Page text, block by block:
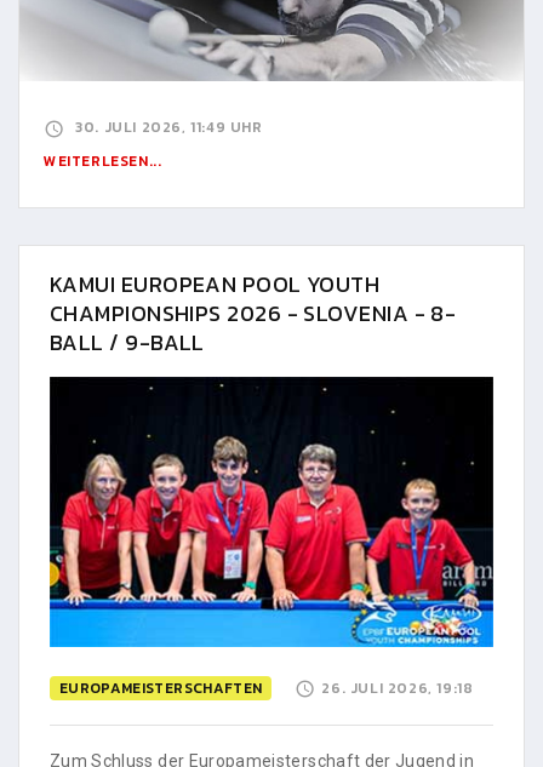
30. JULI 2026, 11:49 UHR
WEITERLESEN...
KAMUI EUROPEAN POOL YOUTH
CHAMPIONSHIPS 2026 - SLOVENIA - 8-
BALL / 9-BALL
EUROPAMEISTERSCHAFTEN 26. JULI 2026, 19:18
Zum Schluss der Europameisterschaft der Jugend in